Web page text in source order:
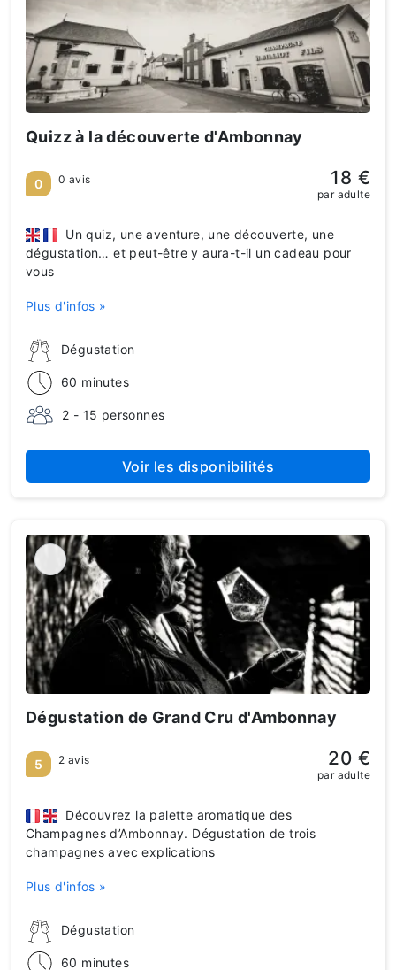
Quizz à la découverte d'Ambonnay
Dégustation
60 minutes
2 - 15 personnes
Un quiz, une aventure, une découverte, une
dégustation… et peut-être y aura-t-il un cadeau pour
vous
Plus d'infos »
0 0 avis 18 €
par adulte
Voir les disponibilités
Dégustation de Grand Cru d'Ambonnay
Dégustation
60 minutes
Découvrez la palette aromatique des
Champagnes d’Ambonnay. Dégustation de trois
champagnes avec explications
Plus d'infos »
5 2 avis 20 €
par adulte